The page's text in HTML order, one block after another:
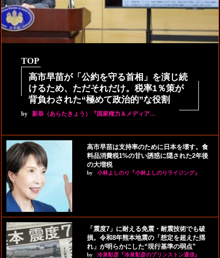
TOP
高市早苗が「公約を守る首相」を演じ続
けるため、ただそれだけ。税率1％策が
背負わされた“極めて政治的”な役割
by 新恭（あらたきょう）『国家権力＆メディア…
高市早苗は支持率のために日本を壊す。食
料品消費税1%の甘い誘惑に隠された2年後
の大増税
by 小林よしのり『小林よしのりライジング』
「震度7」に耐える免震・耐震技術でも破
損。令和8年熊本地震の「想定を超えた揺
れ」が明らかにした“現行基準の弱点”
by 冷泉彰彦『冷泉彰彦のプリンストン通信』